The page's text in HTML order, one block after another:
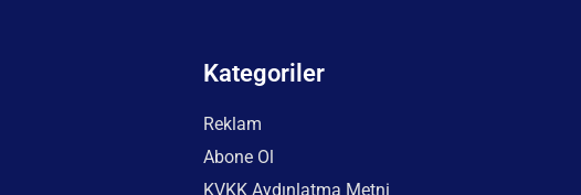
Kategoriler
Reklam
Abone Ol
KVKK Aydınlatma Metni